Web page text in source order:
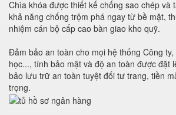
Chìa khóa được thiết kế chống sao chép và
khả năng chống trộm phá ngay từ bề mặt,
nhiệm cán bộ cấp cao bàn giao kho quỹ.
Đảm bảo an toàn cho mọi hệ thống Công
học..., tính bảo mật và độ an toàn được đặt
bảo lưu trữ an toàn tuyệt đối tư trang, tiền
trọng.